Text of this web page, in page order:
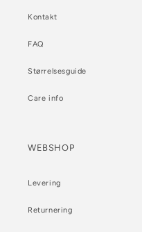
Kontakt
FAQ
Størrelsesguide
Care info
WEBSHOP
Levering
Returnering